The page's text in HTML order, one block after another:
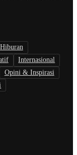
Hiburan
Internasional
Opini & Inspirasi